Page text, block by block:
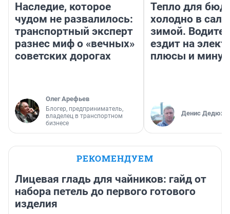
Наследие, которое
чудом не развалилось:
транспортный эксперт
разнес миф о «вечных»
советских дорогах
Олег Арефьев
Блогер, предприниматель,
владелец в транспортном
бизнесе
Тепло для
холодно в
зимой.
ездит на
плюсы и
Денис
РЕКОМЕНДУЕМ
Лицевая гладь для чайников: гайд от
набора петель до первого готового
изделия